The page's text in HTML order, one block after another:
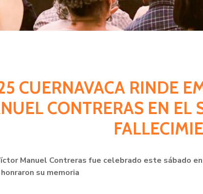
CUERNAVACA RINDE
CONTRERAS EN EL
Manuel Contreras fue celebrado este sábado
su memoria